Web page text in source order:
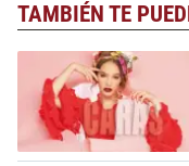
TAMBIÉN TE